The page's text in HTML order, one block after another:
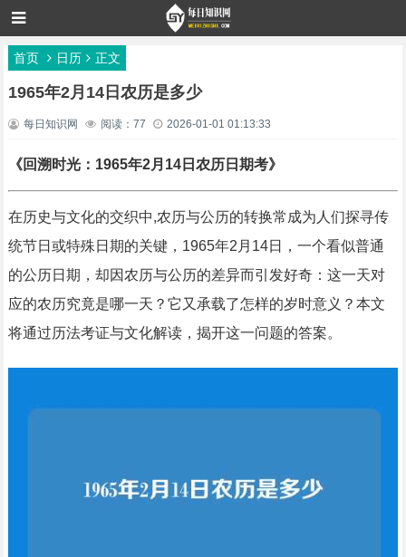
首页 日历 正文
1965年2月14日农历是多少
每日知识网 阅读：77 2026-01-01 01:13:33
《回溯时光：1965年2月14日农历日期考》
在历史与文化的交织中,农历与公历的转换常成为人们探寻传
统节日或特殊日期的关键，1965年2月14日，一个看似普通
的公历日期，却因农历与公历的差异而引发好奇：这一天对
应的农历究竟是哪一天？它又承载了怎样的岁时意义？本文
将通过历法考证与文化解读，揭开这一问题的答案。